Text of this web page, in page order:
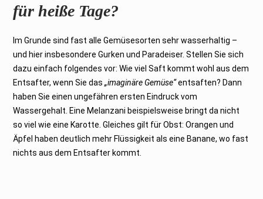
für heiße Tage?
Im Grunde sind fast alle Gemüsesorten sehr wasserhaltig –
und hier insbesondere Gurken und Paradeiser. Stellen Sie sich
dazu einfach folgendes vor: Wie viel Saft kommt wohl aus dem
Entsafter, wenn Sie das„imaginäre Gemüse“entsaften? Dann
haben Sie einen ungefähren ersten Eindruck vom
Wassergehalt. Eine Melanzani beispielsweise bringt da nicht
so viel wie eine Karotte. Gleiches gilt für Obst: Orangen und
Äpfel haben deutlich mehr Flüssigkeit als eine Banane, wo fast
nichts aus dem Entsafter kommt.